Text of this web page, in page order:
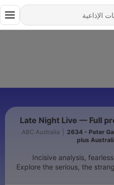
Late Night Live — Full
ABC Australia
2634 - Peter
plus
Incisive analysis,
Explore the serious, the